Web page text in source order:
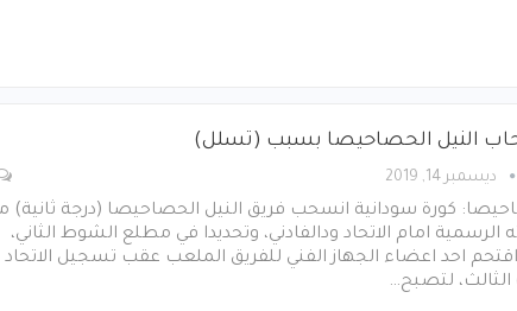
النيل الحصاحيصا بسبب (تسلل)
ديسمبر 14, 2019
كورة سودانية انسحب فريق النيل الحصاحيصا (درجة ثانية)
الرسمية امام الاتحاد ودالفادني، وتحديدا في مطلع الشوط الثاني،
احد اعضاء الجهاز الفني للفريق الملعب عقب تسجيل الاتحاد
لتصبح…